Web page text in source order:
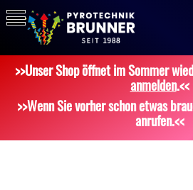
>>Unser Shop öffnet im Sommer
anmelden.<<
>>Wenn Sie vorher schon etwas
anrufen.<<